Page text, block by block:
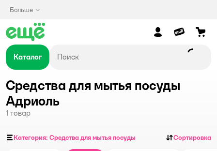
Больше
Каталог
Средства для мытья посуды
Адриоль
1 товар
Категория: Средства для мытья посуды Сортировка